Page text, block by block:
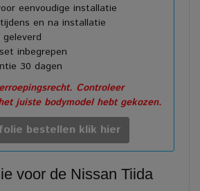
eenvoudige installatie
en na installatie
inbegrepen
30 dagen
Controleer
juiste bodymodel hebt gekozen.
bestellen klik hier
voor de Nissan Tiida